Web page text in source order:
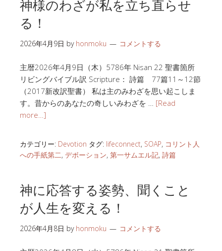
神様のわざが私を立ち直らせ
る！
2026年4月9日 by honmoku コメントする
主暦2026年4月9日（木）5786年 Nisan 22 聖書箇所
リビングバイブル訳 Scripture： 詩篇 77篇11～12節
（2017新改訳聖書） 私は主のみわざを思い起こしま
す。昔からのあなたの奇しいみわざを … [Read
more…]
カテゴリー: Devotion タグ: lifeconnect, SOAP, コリント人
への手紙第二, デボーション, 第一サムエル記, 詩篇
神に応答する姿勢、聞くこと
が人生を変える！
2026年4月8日 by honmoku コメントする